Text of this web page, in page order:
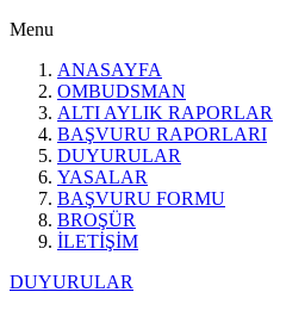
Menu
ANASAYFA
OMBUDSMAN
ALTI AYLIK RAPORLAR
BAŞVURU RAPORLARI
DUYURULAR
YASALAR
BAŞVURU FORMU
BROŞÜR
İLETİŞİM
DUYURULAR